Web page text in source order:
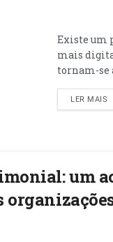
Existe um
mais
tornam-se
LER MAIS
um